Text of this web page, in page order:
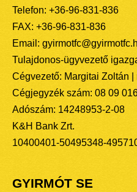
Telefon: +36-96-831-836
FAX: +36-96-831-836
Email:
Tulajdonos-ügyvezető
Cégvezető: Margitai Zoltán
Cégjegyzék szám: 08 09
Adószám: 14248953-2-08
K&H Bank Zrt.
10400401-50495348-
GYIRMÓT SE